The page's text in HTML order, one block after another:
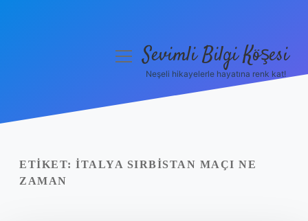
Yasal Uyarı
menüyüSevimli Bilgi Köşesi
Neşeli hikayelerle hayatına renk kat!
ETIKET: İTALYA SIRBISTAN MAÇI NE
ZAMAN